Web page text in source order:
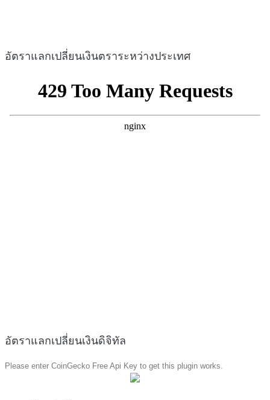
อัตราแลกเปลี่ยนเงินตราระหว่างประเทศ
อัตราแลกเปลี่ยนเงินดิจิทัล
Please enter CoinGecko Free Api Key to get this plugin works.